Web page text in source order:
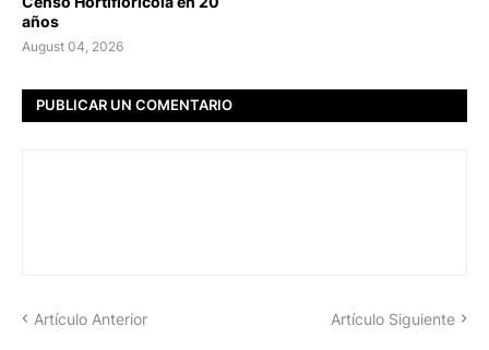
años
August 04, 2026
PUBLICAR UN COMENTARIO
Artículo Anterior Artículo Siguiente